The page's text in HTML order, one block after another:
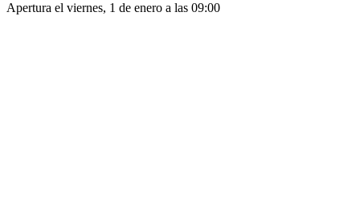
Apertura el viernes, 1 de enero a las 09:00